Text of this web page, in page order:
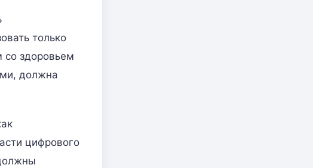
только
со здоровьем
должна
цифрового